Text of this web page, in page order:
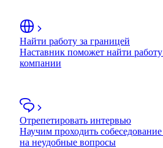
Найти работу за границей
Наставник поможет найти
компании
Отрепетировать интервью
Научим проходить собеседование
на неудобные вопросы